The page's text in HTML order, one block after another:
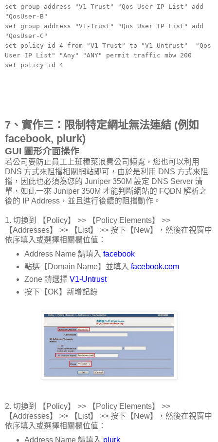
set group address "V1-Trust" "Qos User IP List" add
"QosUser-B"
set group address "V1-Trust" "Qos User IP List" add
"QosUser-C"
set policy id 4 from "V1-Trust" to "V1-Untrust" "Qos
User IP List" "Any" "ANY" permit traffic mbw 200
set policy id 4
7、實作三：限制特定網址無法連結 (例如
facebook, plurk)
GUI 圖形介面操作
若公司要防止員工上班種菜浪費公司頻寬，您也可以利用
DNS 方式來阻擋相關網站即可，由於是利用 DNS 方式來阻
擋，因此也必須為您的 Juniper 350M 設定 DNS Server 清
單，如此一來 Juniper 350M 才能判斷網站的 FQDN 解析之
後的 IP Address，並且進行後續的阻擋動作。
1. 切換到 【Policy】 >> 【Policy Elements】 >>
【Addresses】 >> 【List】 >> 按下【New】，然後在視窗中
依序填入或選擇相關欄位值：
Address Name 請填入 facebook
點選【Domain Name】並填入 facebook.com
Zone 請選擇 V1-Untrust
按下【OK】新增記錄
2. 切換到 【Policy】 >> 【Policy Elements】 >>
【Addresses】 >> 【List】 >> 按下【New】，然後在視窗中
依序填入或選擇相關欄位值：
Address Name 請填入 plurk